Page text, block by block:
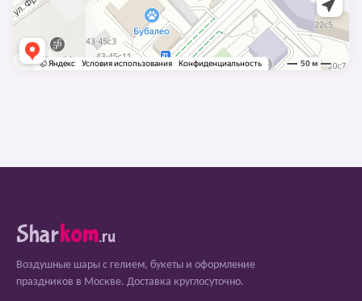
Sharkom.ru
Воздушные шары с гелием, букеты и оформление
праздников в Москве. Доставка круглосуточно.